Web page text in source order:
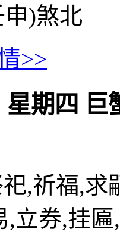
申)煞北
>>
星期四 巨
祀,祈福,
,立券,挂